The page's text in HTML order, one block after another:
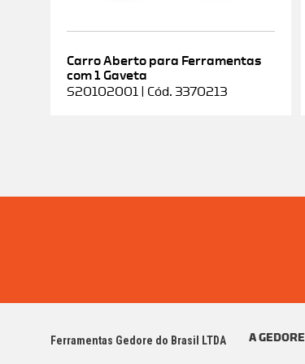
Carro Aberto para Ferramentas
com 1 Gaveta
S20102001 | Cód. 3370213
Ferramentas Gedore do Brasil LTDA A GEDORE